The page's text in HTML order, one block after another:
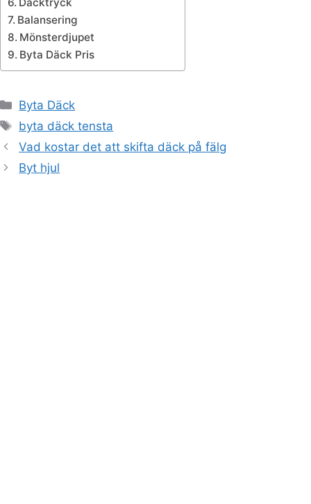
Balansering
Mönsterdjupet
Byta Däck Pris
Kategorier
Byta Däck
Etiketter
byta däck tensta
Vad kostar det att skifta däck på fälg
Byt hjul